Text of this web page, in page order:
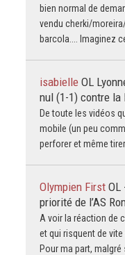
bien normal de
vendu cherki/
barcola.... Imaginez
isabielle OL
nul (1-1) contre la
De toute les vidéos
mobile (un peu
perforer et même
Olympien First OL
priorité de l’AS
A voir la réaction de
et qui risquent de
Pour ma part, malgré